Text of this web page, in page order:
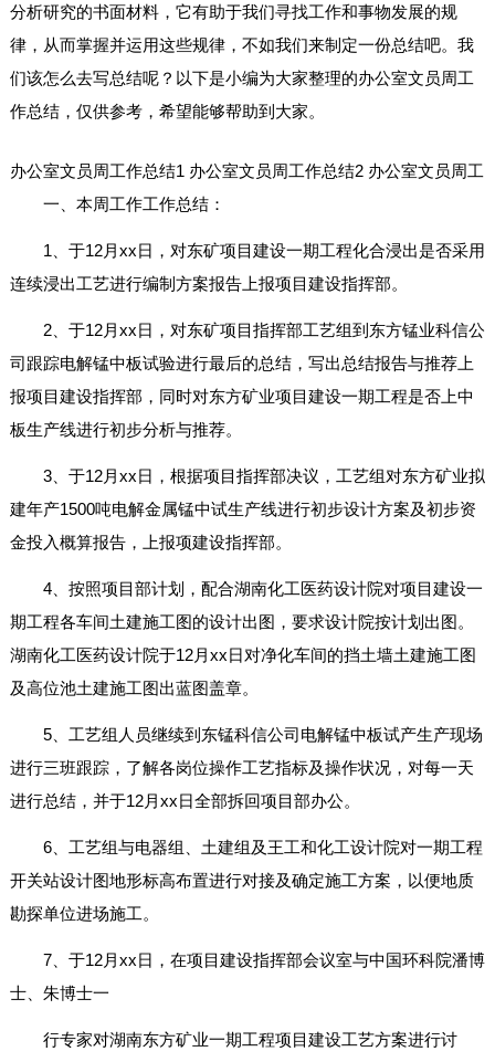
分析研究的书面材料，它有助于我们寻找工作和事物发展的规
律，从而掌握并运用这些规律，不如我们来制定一份总结吧。我
们该怎么去写总结呢？以下是小编为大家整理的办公室文员周工
作总结，仅供参考，希望能够帮助到大家。
办公室文员周工作总结1
一、本周工作工作总结：
1、于12月xx日，对东矿项目建设一期工程化合浸出是否采用
连续浸出工艺进行编制方案报告上报项目建设指挥部。
2、于12月xx日，对东矿项目指挥部工艺组到东方锰业科信公
司跟踪电解锰中板试验进行最后的总结，写出总结报告与推荐上
报项目建设指挥部，同时对东方矿业项目建设一期工程是否上中
板生产线进行初步分析与推荐。
3、于12月xx日，根据项目指挥部决议，工艺组对东方矿业拟
建年产1500吨电解金属锰中试生产线进行初步设计方案及初步资
金投入概算报告，上报项建设指挥部。
4、按照项目部计划，配合湖南化工医药设计院对项目建设一
期工程各车间土建施工图的设计出图，要求设计院按计划出图。
湖南化工医药设计院于12月xx日对净化车间的挡土墙土建施工图
及高位池土建施工图出蓝图盖章。
5、工艺组人员继续到东锰科信公司电解锰中板试产生产现场
进行三班跟踪，了解各岗位操作工艺指标及操作状况，对每一天
进行总结，并于12月xx日全部拆回项目部办公。
6、工艺组与电器组、土建组及王工和化工设计院对一期工程
开关站设计图地形标高布置进行对接及确定施工方案，以便地质
勘探单位进场施工。
7、于12月xx日，在项目建设指挥部会议室与中国环科院潘博
士、朱博士一
行专家对湖南东方矿业一期工程项目建设工艺方案进行讨
办公室文员周工作总结2 办公室文员周工